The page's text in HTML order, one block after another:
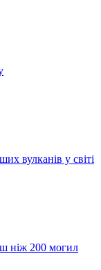
вулканів у світі
ніж 200 могил